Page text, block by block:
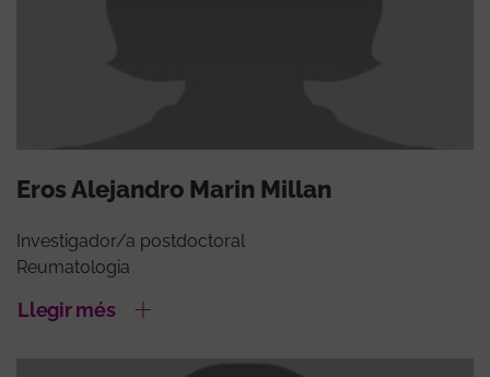
Eros Alejandro Marin Millan
Investigador/a postdoctoral
Reumatologia
Llegir més